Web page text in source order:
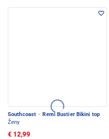
Southcoast · Remi Bustier Bikini top
Ženy
€ 12,99